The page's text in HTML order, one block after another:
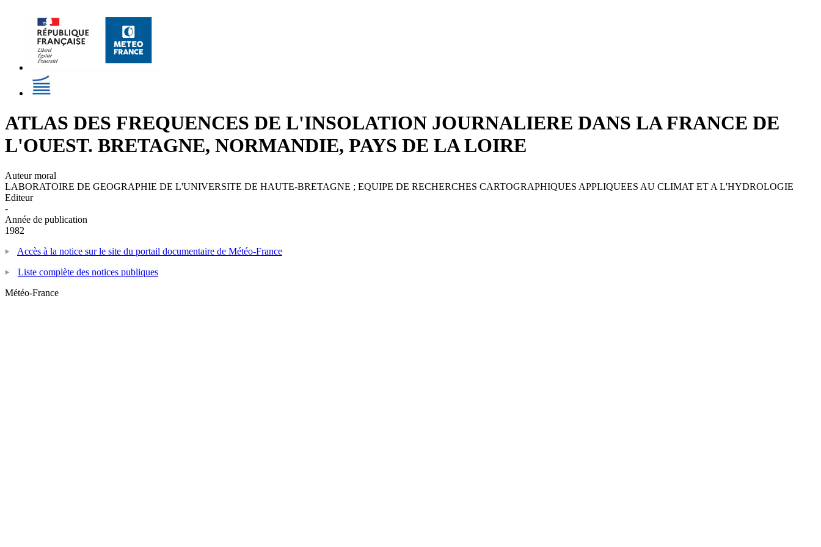
ATLAS DES FREQUENCES DE L'INSOLATION JOURNALIERE DANS LA FRANCE DE
L'OUEST. BRETAGNE, NORMANDIE, PAYS DE LA LOIRE
Auteur moral
LABORATOIRE DE GEOGRAPHIE DE L'UNIVERSITE DE HAUTE-BRETAGNE ; EQUIPE DE RECHERCHES CARTOGRAPHIQUES APPLIQUEES AU CLIMAT ET A L'HYDROLOGIE
Editeur
-
Année de publication
1982
Accès à la notice sur le site du portail documentaire de Météo-France
Liste complète des notices publiques
Météo-France